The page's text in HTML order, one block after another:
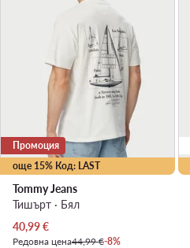
още 15% Код: LAST
Промоция
Tommy Jeans
Тишърт · Бял
Актуална цена
40,99€
Редовна цена44,99 €-8%